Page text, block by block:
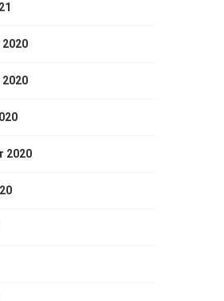
2020
2020
2020